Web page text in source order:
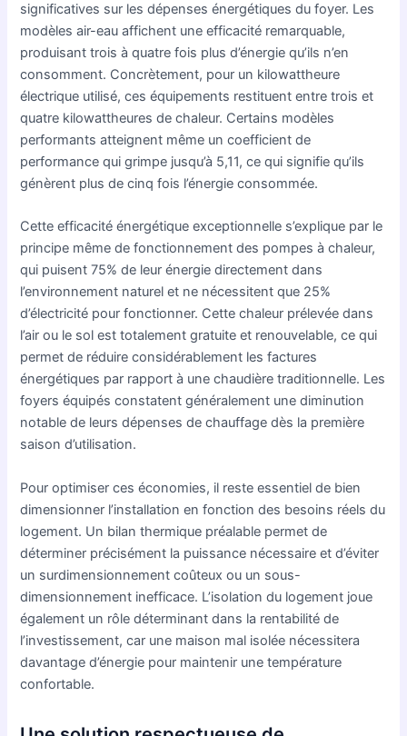
significatives sur les dépenses énergétiques du foyer. Les
modèles air-eau affichent une efficacité remarquable,
produisant trois à quatre fois plus d’énergie qu’ils n’en
consomment. Concrètement, pour un kilowattheure
électrique utilisé, ces équipements restituent entre trois et
quatre kilowattheures de chaleur. Certains modèles
performants atteignent même un coefficient de
performance qui grimpe jusqu’à 5,11, ce qui signifie qu’ils
génèrent plus de cinq fois l’énergie consommée.
Cette efficacité énergétique exceptionnelle s’explique par le
principe même de fonctionnement des pompes à chaleur,
qui puisent 75% de leur énergie directement dans
l’environnement naturel et ne nécessitent que 25%
d’électricité pour fonctionner. Cette chaleur prélevée dans
l’air ou le sol est totalement gratuite et renouvelable, ce qui
permet de réduire considérablement les factures
énergétiques par rapport à une chaudière traditionnelle. Les
foyers équipés constatent généralement une diminution
notable de leurs dépenses de chauffage dès la première
saison d’utilisation.
Pour optimiser ces économies, il reste essentiel de bien
dimensionner l’installation en fonction des besoins réels du
logement. Un bilan thermique préalable permet de
déterminer précisément la puissance nécessaire et d’éviter
un surdimensionnement coûteux ou un sous-
dimensionnement inefficace. L’isolation du logement joue
également un rôle déterminant dans la rentabilité de
l’investissement, car une maison mal isolée nécessitera
davantage d’énergie pour maintenir une température
confortable.